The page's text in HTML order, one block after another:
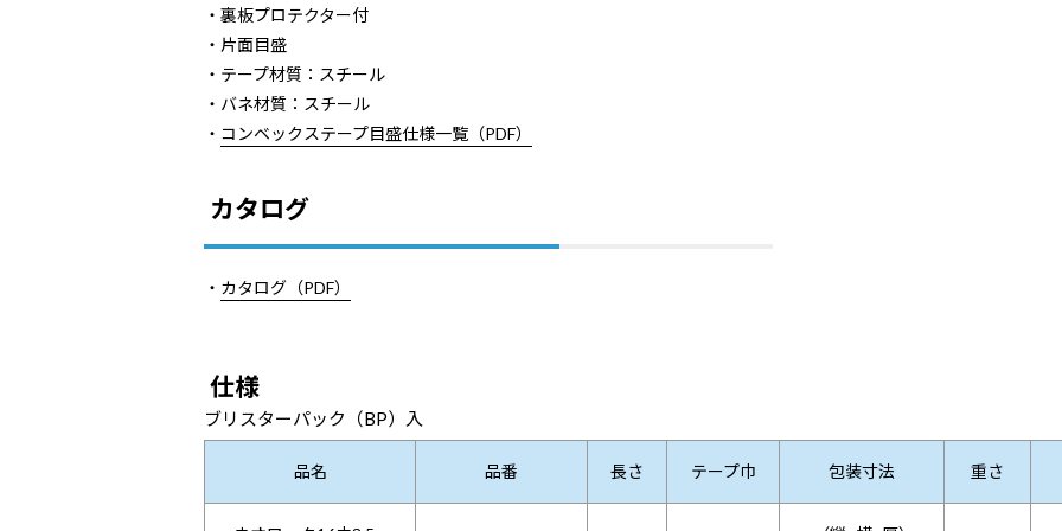
・裏板プロテクター付
・片面目盛
・テープ材質：スチール
・バネ材質：スチール
・ コンベックステープ目盛仕様一覧（PDF）
カタログ
・ カタログ（PDF）
仕様
ブリスターパック（BP）入
品名 品番 長さ テープ巾 包装寸法 重さ